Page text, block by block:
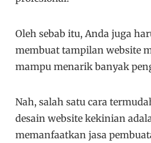
Oleh sebab itu, Anda juga
membuat tampilan website
mampu menarik banyak
Nah, salah satu cara
desain website kekinian
memanfaatkan jasa